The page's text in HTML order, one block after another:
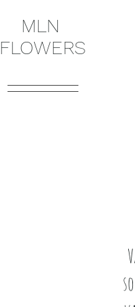
MLN
FLOWERS